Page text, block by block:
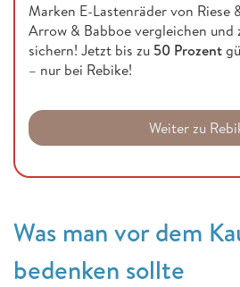
Marken E-Lastenräder von Riese
Arrow & Babboe vergleichen und
sichern! Jetzt bis zu 50 Prozent
– nur bei Rebike!
Weiter zu
Was man vor dem
bedenken sollte